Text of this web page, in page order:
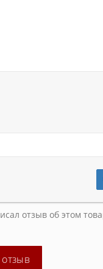
отзыв об этом